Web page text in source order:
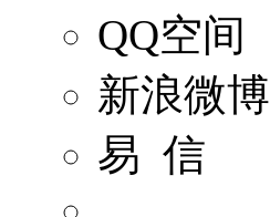
QQ空间
新浪微博
易 信